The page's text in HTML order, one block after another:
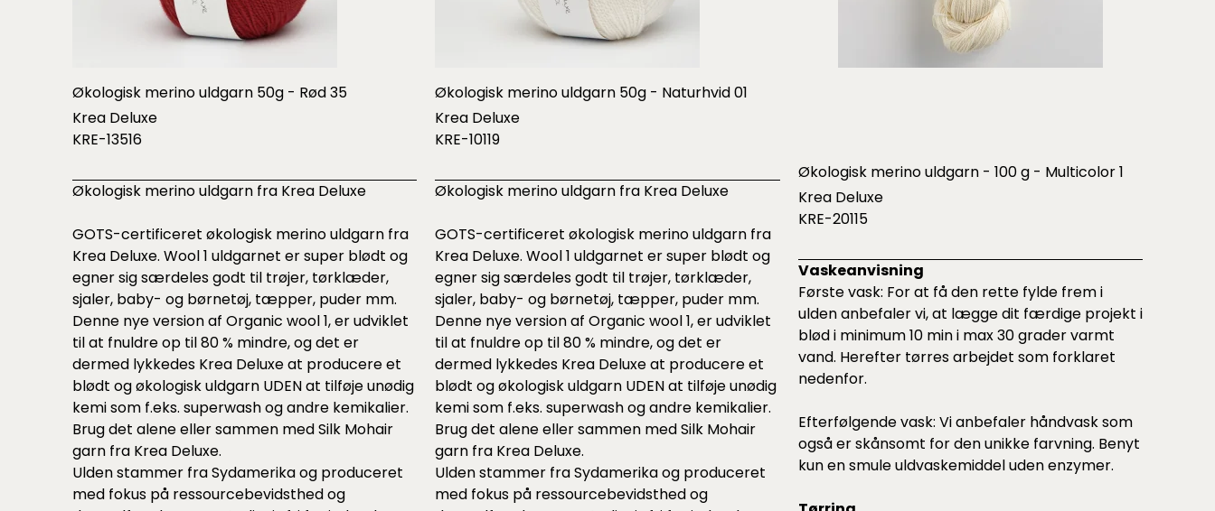
Økologisk merino uldgarn 50g - Rød 35
Krea Deluxe
KRE-13516
Økologisk merino uldgarn fra Krea Deluxe
GOTS-certificeret økologisk merino uldgarn fra
Krea Deluxe. Wool 1 uldgarnet er super blødt og
egner sig særdeles godt til trøjer, tørklæder,
sjaler, baby- og børnetøj, tæpper, puder mm.
Denne nye version af Organic wool 1, er udviklet
til at fnuldre op til 80 % mindre, og det er
dermed lykkedes Krea Deluxe at producere et
blødt og økologisk uldgarn UDEN at tilføje unødig
kemi som f.eks. superwash og andre kemikalier.
Brug det alene eller sammen med Silk Mohair
garn fra Krea Deluxe.
Ulden stammer fra Sydamerika og produceret
med fokus på ressourcebevidsthed og
Økologisk merino uldgarn 50g - Naturhvid 01
Krea Deluxe
KRE-10119
Økologisk merino uldgarn fra Krea Deluxe
GOTS-certificeret økologisk merino uldgarn fra
Krea Deluxe. Wool 1 uldgarnet er super blødt og
egner sig særdeles godt til trøjer, tørklæder,
sjaler, baby- og børnetøj, tæpper, puder mm.
Denne nye version af Organic wool 1, er udviklet
til at fnuldre op til 80 % mindre, og det er
dermed lykkedes Krea Deluxe at producere et
blødt og økologisk uldgarn UDEN at tilføje unødig
kemi som f.eks. superwash og andre kemikalier.
Brug det alene eller sammen med Silk Mohair
garn fra Krea Deluxe.
Ulden stammer fra Sydamerika og produceret
med fokus på ressourcebevidsthed og
Økologisk merino uldgarn - 100 g - Multicolor 1
Krea Deluxe
KRE-20115
Vaskeanvisning
Første vask: For at få den rette fylde frem i
ulden anbefaler vi, at lægge dit færdige projekt i
blød i minimum 10 min i max 30 grader varmt
vand. Herefter tørres arbejdet som forklaret
nedenfor.
Efterfølgende vask: Vi anbefaler håndvask som
også er skånsomt for den unikke farvning. Benyt
kun en smule uldvaskemiddel uden enzymer.